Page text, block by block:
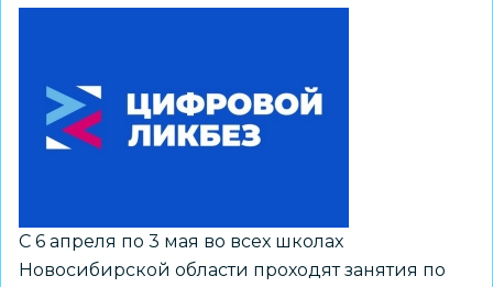
Новосибирска
строится
С 6 апреля по 3 мая во всех школах
Новосибирской области проходят занятия по